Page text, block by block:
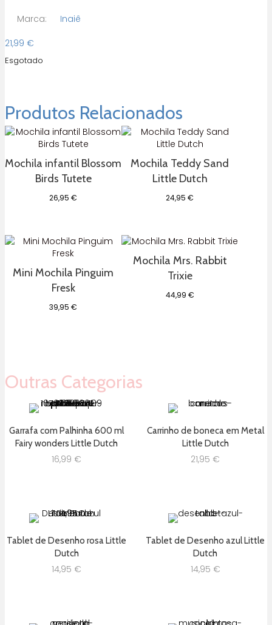
Marca:
Inaiê
21,99 €
Esgotado
Produtos Relacionados
Mochila infantil Blossom
Birds Tutete
26,95€
Mochila Teddy Sand
Little Dutch
24,95€
Mini Mochila Pinguim
Fresk
39,95€
Mochila Mrs. Rabbit
Trixie
44,99 €
Outras Categorias
Garrafa com Palhinha 600 ml
Fairy wonders Little Dutch
16,99 €
Carrinho de boneca em Metal
Little Dutch
21,95 €
Tablet de Desenho rosa Little
Dutch
14,95 €
Tablet de Desenho azul Little
Dutch
14,95 €